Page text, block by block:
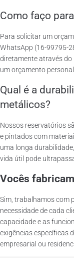
Como faço
Para solicitar um
WhatsApp (16-99795-
diretamente através do
um orçamento
Qual é a
metálicos?
Nossos reservatórios
e pintados com
uma longa
vida útil pode
Vocês
Sim, trabalhamos com
necessidade de cada
capacidade e as
exigências específicas
empresarial ou